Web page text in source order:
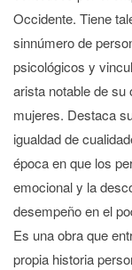
Occidente. Tiene
sinnúmero de
psicológicos y
arista notable de su
mujeres. Destaca
igualdad de
época en que los
emocional y la
desempeño en el
Es una obra que
propia historia